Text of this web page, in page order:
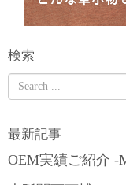
検索
最新記事
OEM実績ご紹介 -